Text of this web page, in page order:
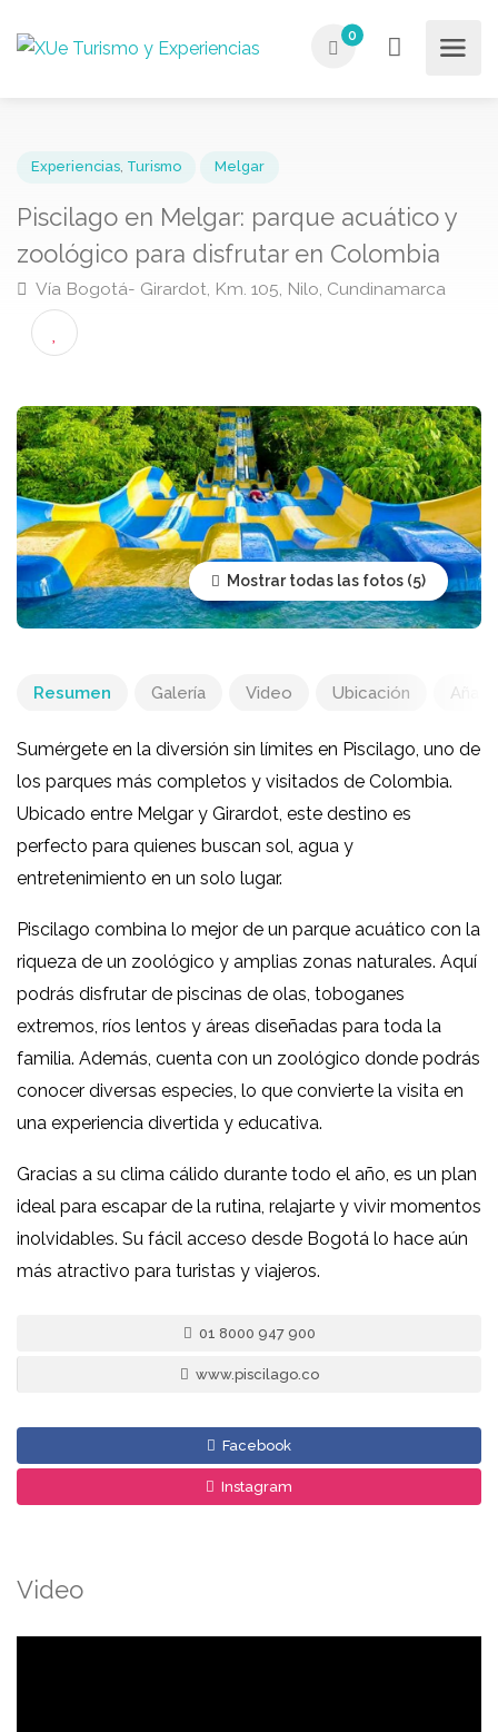
0
Piscilago en Melgar: parque acuático y
zoológico para disfrutar en Colombia
Vía Bogotá- Girardot, Km. 105, Nilo, Cundinamarca
Mostrar todas las fotos
Resumen Galería Video Ubicación
Sumérgete en la diversión sin límites en Piscilago, uno de
los parques más completos y visitados de Colombia.
Ubicado entre Melgar y Girardot, este destino es
perfecto para quienes buscan sol, agua y
entretenimiento en un solo lugar.
Piscilago combina lo mejor de un parque acuático con la
riqueza de un zoológico y amplias zonas naturales. Aquí
podrás disfrutar de piscinas de olas, toboganes
extremos, ríos lentos y áreas diseñadas para toda la
familia. Además, cuenta con un zoológico donde podrás
conocer diversas especies, lo que convierte la visita en
una experiencia divertida y educativa.
Gracias a su clima cálido durante todo el año, es un plan
ideal para escapar de la rutina, relajarte y vivir momentos
inolvidables. Su fácil acceso desde Bogotá lo hace aún
más atractivo para turistas y viajeros.
01 8000 947 900
www.piscilago.co
Facebook
Instagram
Video